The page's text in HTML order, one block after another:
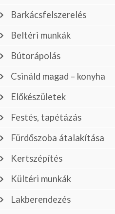
Barkácsfelszerelés
Beltéri munkák
Bútorápolás
Csináld magad – konyha
Előkészületek
Festés, tapétázás
Fürdőszoba átalakítása
Kertszépítés
Kültéri munkák
Lakberendezés